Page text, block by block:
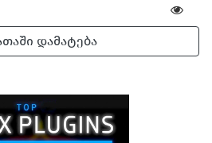
დამატება